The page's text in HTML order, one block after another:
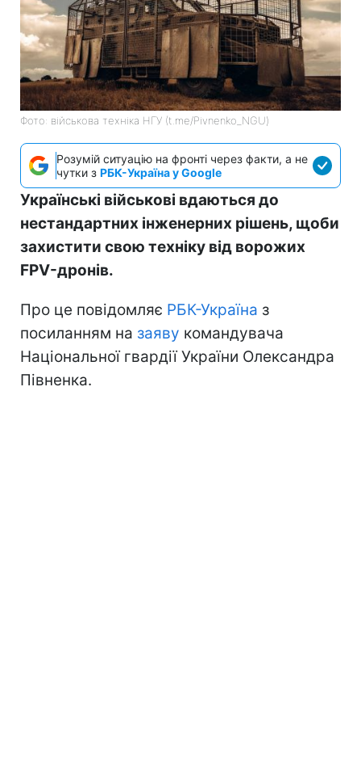
Фото: військова техніка НГУ (t.me/Pivnenko_NGU)
Розумій ситуацію на фронті через факти, а не
чутки з РБК-Україна у Google
Українські військові вдаються до
нестандартних інженерних рішень, щоби
захистити свою техніку від ворожих
FPV-дронів.
Про це повідомляє РБК-Україна з
посиланням на заяву командувача
Національної гвардії України Олександра
Півненка.